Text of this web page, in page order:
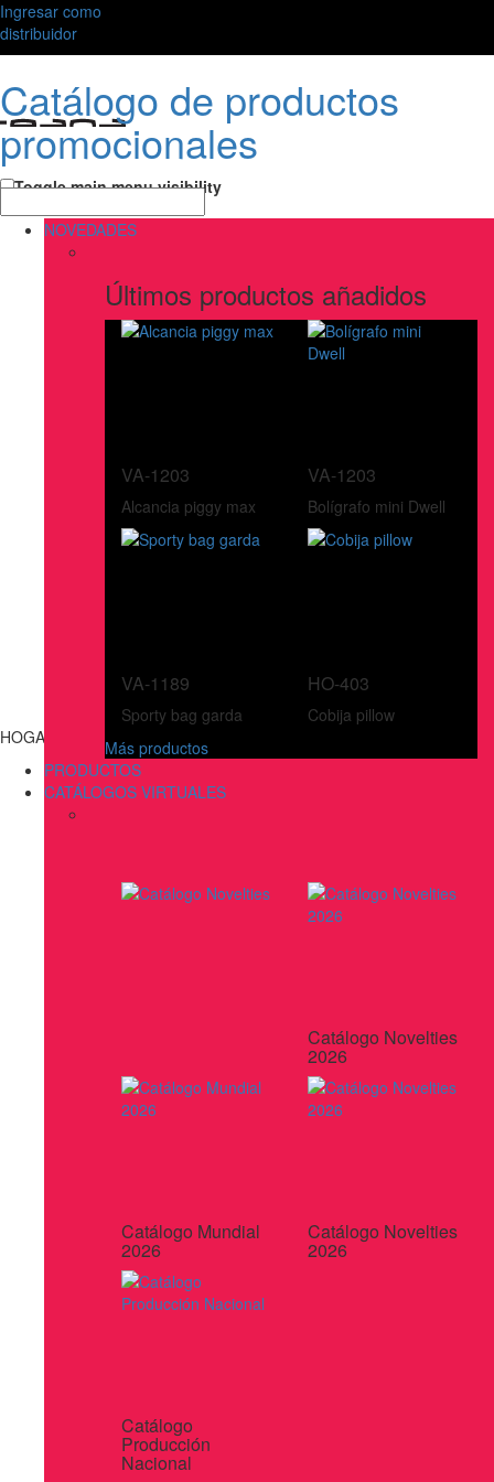
Ingresar como
distribuidor
Catálogo de productos
promocionales
Toggle main menu visibility
NOVEDADES
Últimos productos añadidos
VA-1203
Alcancia piggy max
VA-1203
Bolígrafo mini Dwell
VA-1189
Sporty bag garda
HO-403
Cobija pillow
Más productos
PRODUCTOS
CATÁLOGOS VIRTUALES
Catálogo Novelties
2026
Catálogo Mundial
2026
Catálogo Novelties
2026
Catálogo
Producción
Nacional
HOGAR